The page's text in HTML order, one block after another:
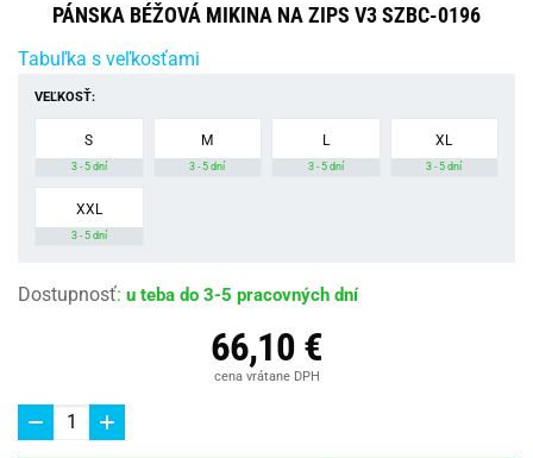
PÁNSKA BÉŽOVÁ MIKINA NA ZIPS V3 SZBC-0196
Tabuľka s veľkosťami
VEĽKOSŤ:
S
3 - 5 dní
M
3 - 5 dní
L
3 - 5 dní
XL
3 - 5 dní
XXL
3 - 5 dní
Dostupnosť: u teba do 3-5 pracovných dní
66,10 €
cena vrátane DPH